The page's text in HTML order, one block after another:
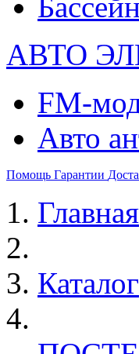
АВТО
FM-
Авто
Помощь Гарантии
Главная
Каталог